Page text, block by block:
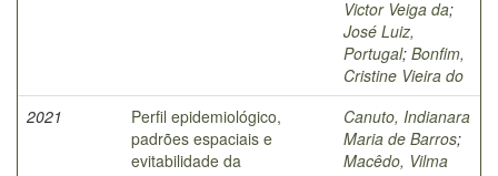
Victor Veiga da;
José Luiz,
Portugal; Bonfim,
Cristine Vieira do
2021
Perfil epidemiológico,
padrões espaciais e
evitabilidade da
Canuto, Indianara
Maria de Barros;
Macêdo, Vilma